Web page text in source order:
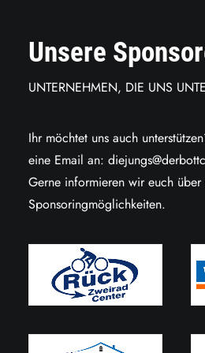
Unsere
UNTERNEHMEN, DIE UNS
Ihr möchtet uns auch
eine Email an:
Gerne informieren wir euch über
Sponsoringmöglichkeiten.